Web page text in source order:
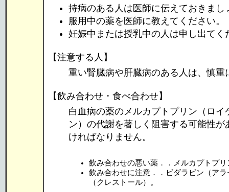
持病のある人は医師に伝えておきまし
服用中の薬を医師に教えてください。
妊娠中または授乳中の人は申し出てく
【注意する人】
重い腎臓病や肝臓病のある人は、慎
【飲み合わせ・食べ合わせ】
白血病の薬のメルカプトプリン（ロ
ン）の代謝を著しく阻害する可能性
ければなりません。
飲み合わせの悪い薬．．メルカプトプ
飲み合わせに注意．．ビダラビン（ア
（クレストール）。